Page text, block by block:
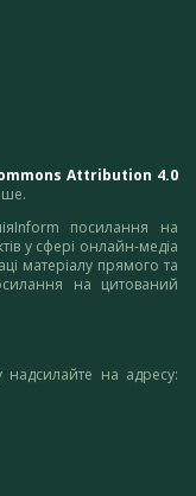
1 2 3
Attribution 4.0
посилання на
у сфері онлайн-медіа
матеріалу прямого та
на цитований
надсилайте на адресу: